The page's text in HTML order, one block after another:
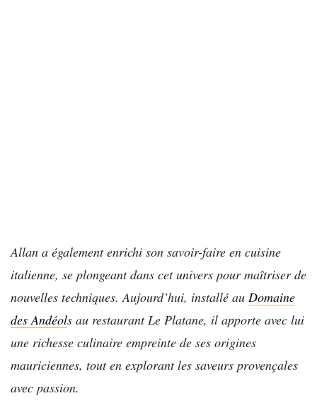
Allan a également enrichi son savoir-faire en cuisine
italienne, se plongeant dans cet univers pour maîtriser de
nouvelles techniques. Aujourd’hui, installé au Domaine
des Andéols au restaurant Le Platane, il apporte avec lui
une richesse culinaire empreinte de ses origines
mauriciennes, tout en explorant les saveurs provençales
avec passion.